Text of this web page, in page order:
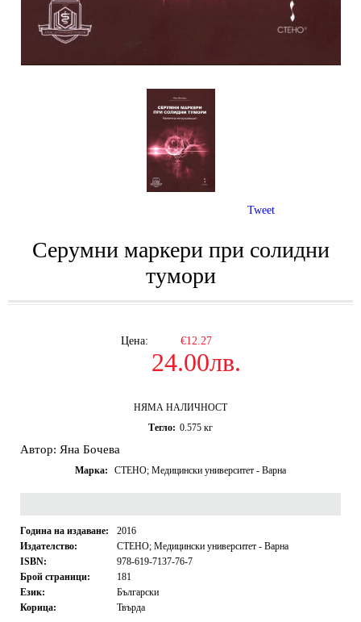
Серумни маркери при солидни
тумори
Цена: €12.27
24.00лв.
НЯМА НАЛИЧНОСТ
Тегло: 0.575 кг
Автор: Яна Бочева
Марка: СТЕНО; Медицински университет - Варна
Година на издаване:
2016
Издателство:
СТЕНО; Медицински университет - Варна
ISBN:
978-619-7137-76-7
Брой страници:
181
Език:
Български
Корица:
Твърда
Tweet